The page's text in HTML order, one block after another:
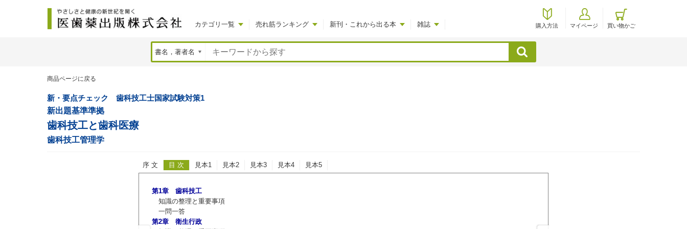
カテゴリ一覧 売れ筋ランキング 新刊・これから出る本 雑誌 購入方法 マイページ 買い物かご
検索
商品ページに戻る
新・要点チェック 歯科技工士国家試験対策1
新出題基準準拠
歯科技工と歯科医療
歯科技工管理学
序 文 目 次 見本1 見本2 見本3 見本4 見本5
第1章 歯科技工
知識の整理と重要事項
一問一答
第2章 衛生行政